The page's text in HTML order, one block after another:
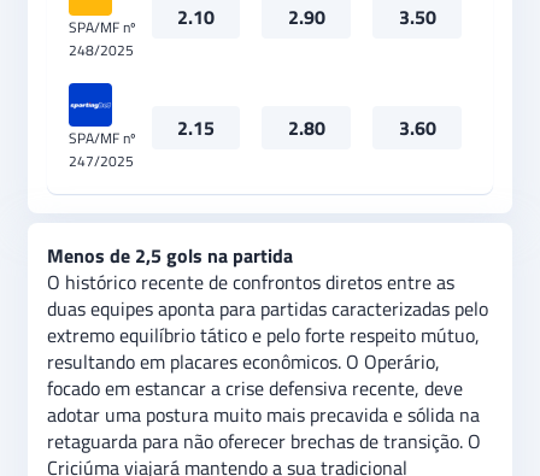
SPA/MF nº
248/2025
2.10 2.90 3.50
SPA/MF nº
247/2025
2.15 2.80 3.60
Menos de 2,5 gols na partida
O histórico recente de confrontos diretos entre as
duas equipes aponta para partidas caracterizadas pelo
extremo equilíbrio tático e pelo forte respeito mútuo,
resultando em placares econômicos. O Operário,
focado em estancar a crise defensiva recente, deve
adotar uma postura muito mais precavida e sólida na
retaguarda para não oferecer brechas de transição. O
Criciúma viajará mantendo a sua tradicional